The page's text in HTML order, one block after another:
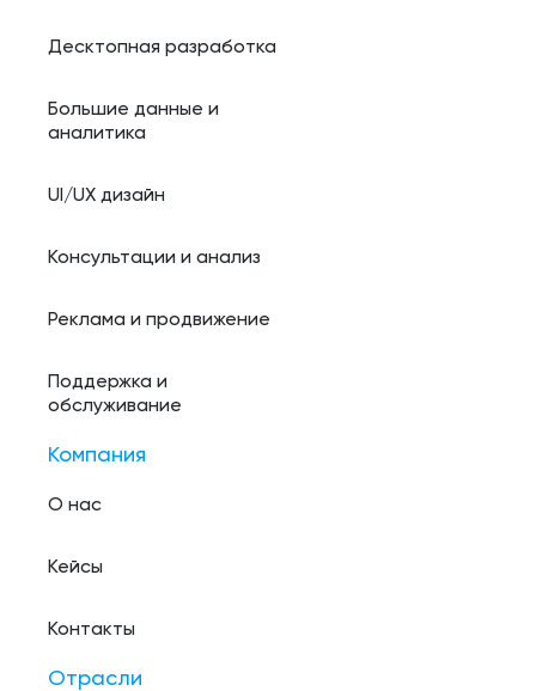
Десктопная разработка
Большие данные и
аналитика
UI/UX дизайн
Консультации и анализ
Реклама и продвижение
Поддержка и
обслуживание
Компания
О нас
Кейсы
Контакты
Отрасли